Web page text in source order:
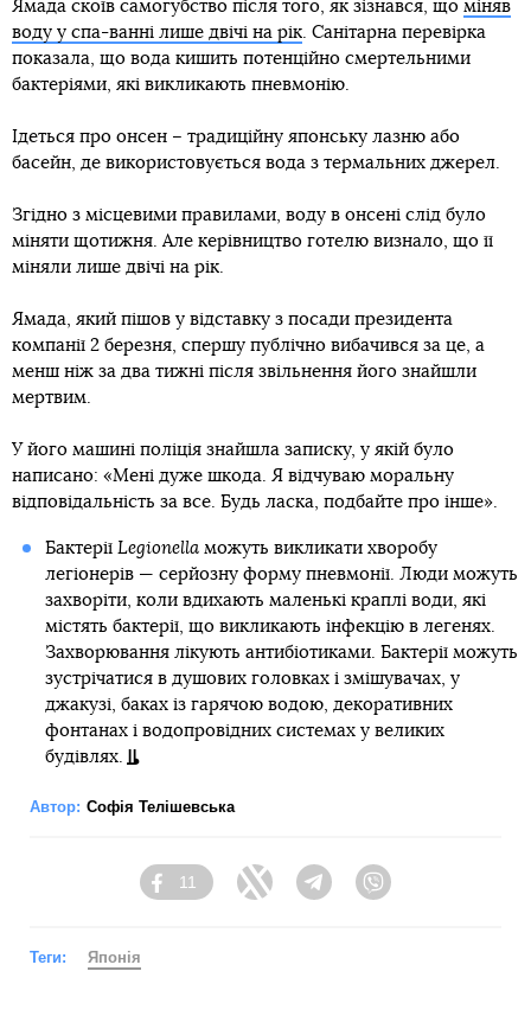
Ямада скоїв самогубство після того, як зізнався, що міняв
воду у спа-ванні лише двічі на рік. Санітарна перевірка
показала, що вода кишить потенційно смертельними
бактеріями, які викликають пневмонію.
Ідеться про онсен – традиційну японську лазню або
басейн, де використовується вода з термальних джерел.
Згідно з місцевими правилами, воду в онсені слід було
міняти щотижня. Але керівництво готелю визнало, що її
міняли лише двічі на рік.
Ямада, який пішов у відставку з посади президента
компанії 2 березня, спершу публічно вибачився за це, а
менш ніж за два тижні після звільнення його знайшли
мертвим.
У його машині поліція знайшла записку, у якій було
написано: «Мені дуже шкода. Я відчуваю моральну
відповідальність за все. Будь ласка, подбайте про інше».
Бактерії Legionellaможуть викликати хворобу
легіонерів — серйозну форму пневмонії. Люди можуть
захворіти, коли вдихають маленькі краплі води, які
містять бактерії, що викликають інфекцію в легенях.
Захворювання лікують антибіотиками. Бактерії можуть
зустрічатися в душових головках і змішувачах, у
джакузі, баках із гарячою водою, декоративних
фонтанах і водопровідних системах у великих
будівлях.
Автор: Софія Телішевська
Facebook
11
Twitter Telegram
Теги: Японія